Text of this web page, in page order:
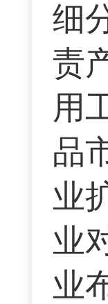
细
责
用
品
业
业
业